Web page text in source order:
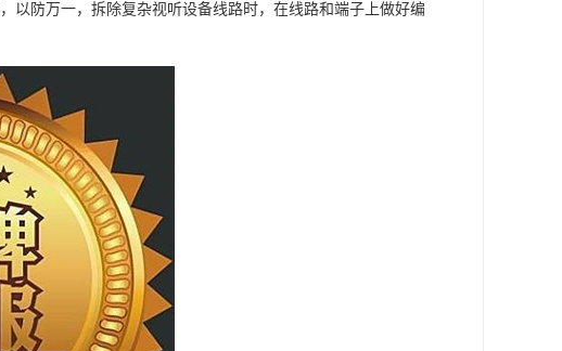
以防万一，拆除复杂视听设备线路时，在线路和端子上做好编